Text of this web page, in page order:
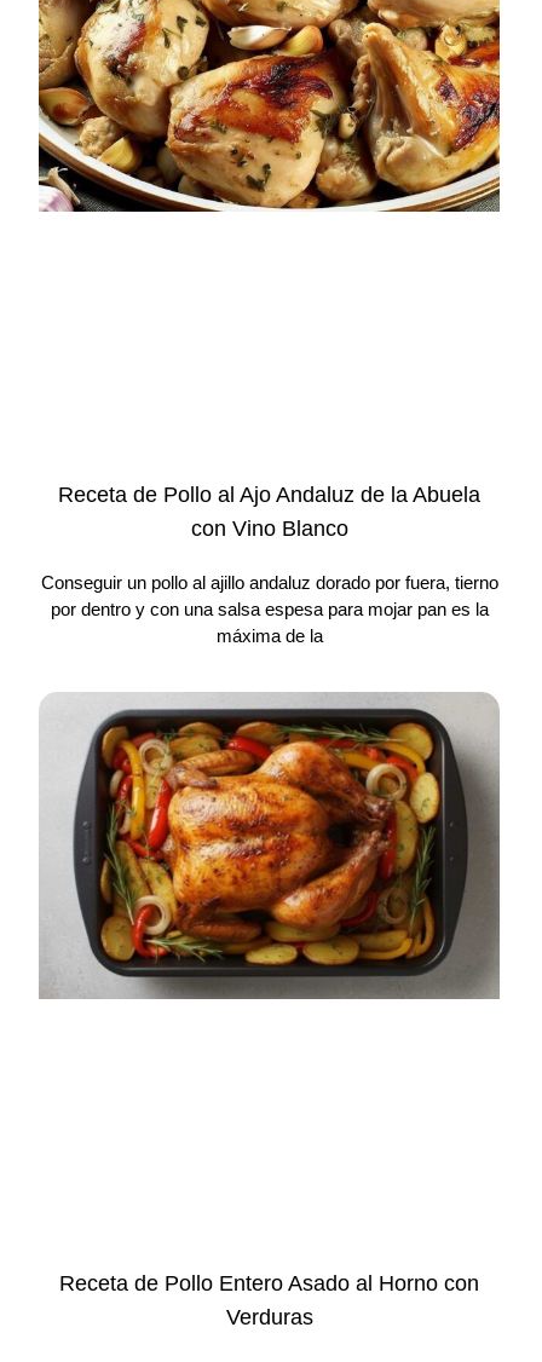
Receta de Pollo al Ajo Andaluz de la Abuela
con Vino Blanco
Conseguir un pollo al ajillo andaluz dorado por fuera, tierno
por dentro y con una salsa espesa para mojar pan es la
máxima de la
Receta de Pollo Entero Asado al Horno con
Verduras